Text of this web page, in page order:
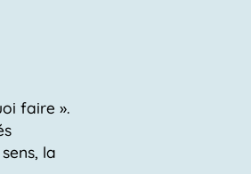
faire ».
la